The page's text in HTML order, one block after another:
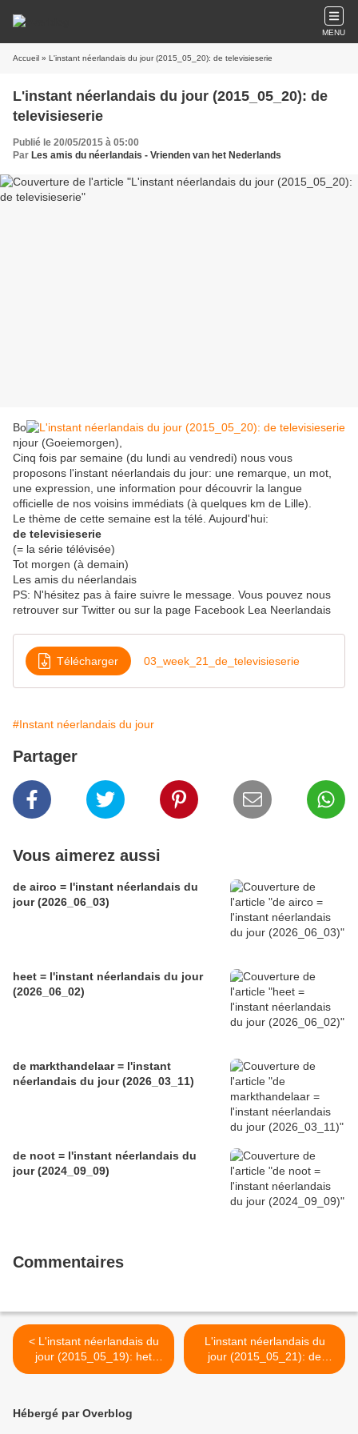
MENU
Accueil » L'instant néerlandais du jour (2015_05_20): de televisieserie
L'instant néerlandais du jour (2015_05_20): de
televisieserie
Publié le 20/05/2015 à 05:00
Par Les amis du néerlandais - Vrienden van het Nederlands
Bo
njour (Goeiemorgen),
Cinq fois par semaine (du lundi au vendredi) nous vous
proposons l'instant néerlandais du jour: une remarque, un mot,
une expression, une information pour découvrir la langue
officielle de nos voisins immédiats (à quelques km de Lille).
Le thème de cette semaine est la télé. Aujourd'hui:
de televisieserie
(= la série télévisée)
Tot morgen (à demain)
Les amis du néerlandais
PS: N'hésitez pas à faire suivre le message. Vous pouvez nous
retrouver sur Twitter ou sur la page Facebook Lea Neerlandais
Télécharger 03_week_21_de_televisieserie
#Instant néerlandais du jour
Partager
Vous aimerez aussi
de airco = l'instant néerlandais du
jour (2026_06_03)
heet = l'instant néerlandais du jour
(2026_06_02)
de markthandelaar = l'instant
néerlandais du jour (2026_03_11)
de noot = l'instant néerlandais du
jour (2024_09_09)
Commentaires
< L'instant néerlandais du
jour (2015_05_19): het
journaal
L'instant néerlandais du
jour (2015_05_21): de
reportage >
Hébergé par Overblog